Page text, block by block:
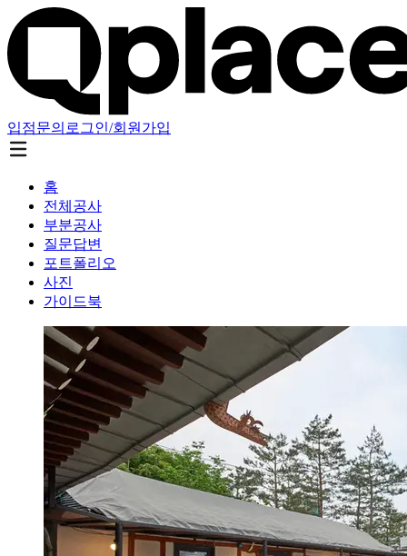
입점문의 로그인/회원가입
홈
전체공사
부분공사
질문답변
포트폴리오
사진
가이드북